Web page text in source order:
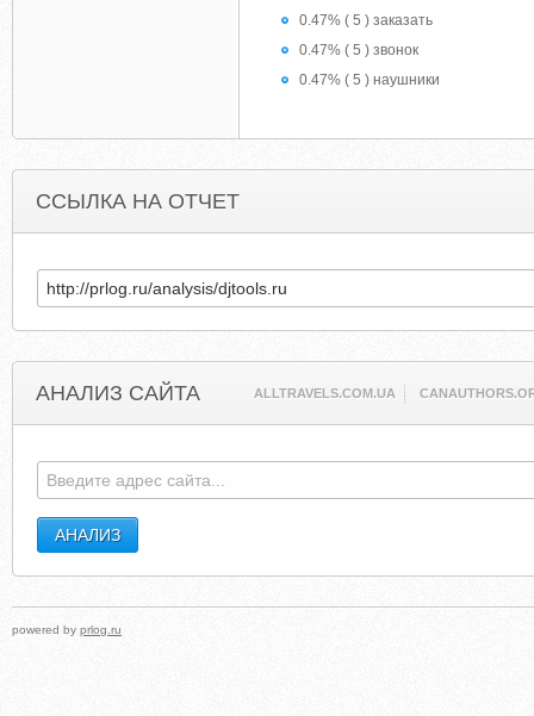
0.47% ( 5 ) заказать
0.47% ( 5 ) звонок
0.47% ( 5 ) наушники
ССЫЛКА НА ОТЧЕТ
АНАЛИЗ САЙТА ALLTRAVELS.COM.UA
powered by prlog.ru